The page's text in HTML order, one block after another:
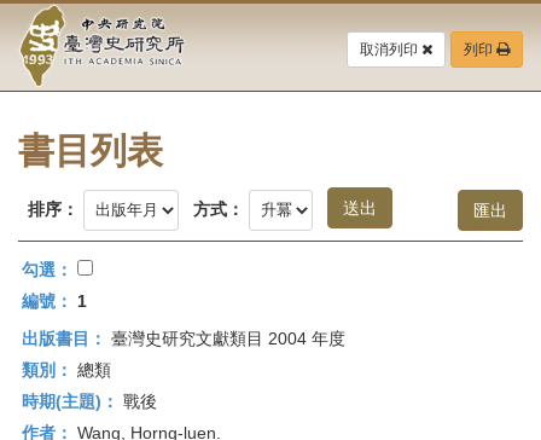
要
中
央
研
究
院-
臺
灣
史
研
取消列印 列印
書目列表
排序： 方式：
勾選：
編號：
1
出版書目： 臺灣史研究文獻類目 2004 年度
類別： 總類
時期(主題)： 戰後
作者： Wang, Horng-luen.